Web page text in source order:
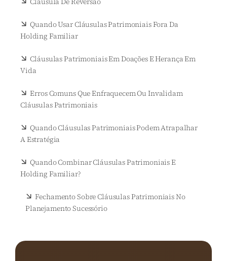
Quando Usar Cláusulas Patrimoniais Fora Da
Holding Familiar
Cláusulas Patrimoniais Em Doações E Herança Em
Vida
Erros Comuns Que Enfraquecem Ou Invalidam
Cláusulas Patrimoniais
Quando Cláusulas Patrimoniais Podem Atrapalhar
A Estratégia
Quando Combinar Cláusulas Patrimoniais E
Holding Familiar?
Fechamento Sobre Cláusulas Patrimoniais No
Planejamento Sucessório